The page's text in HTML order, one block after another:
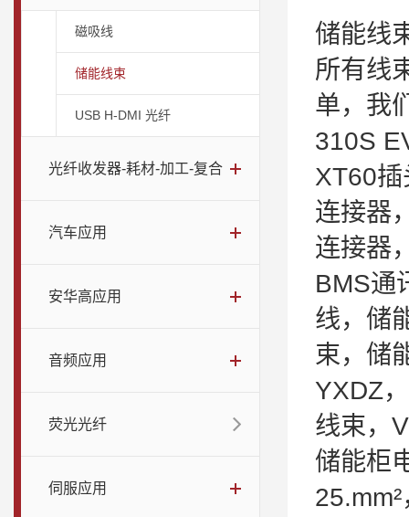
磁吸线
储能线束
USB H-DMI 光纤
光纤收发器-耗材-加工-复合
汽车应用
安华高应用
音频应用
荧光光纤
伺服应用
储能线
所有线
单，我
310S
XT60
连接器
连接器
BMS通
线，储
束，储
YXDZ
线束，
储能柜